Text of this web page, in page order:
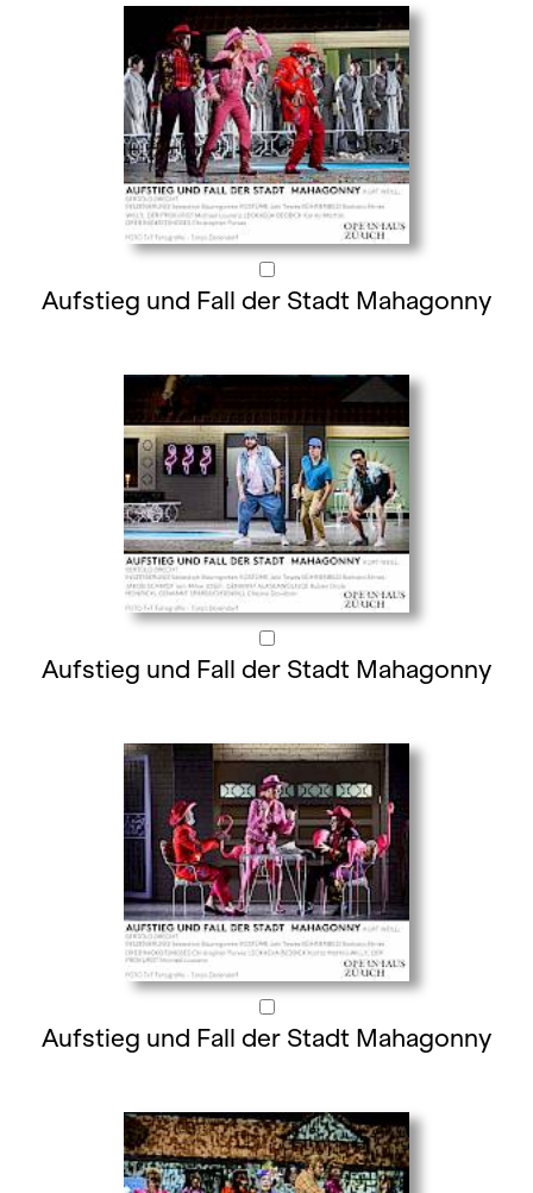
Aufstieg und Fall der Stadt Mahagonny
Aufstieg und Fall der Stadt Mahagonny
Aufstieg und Fall der Stadt Mahagonny